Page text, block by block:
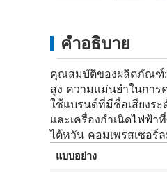
คำอธิบาย
คุณสมบัติของผลิตภัณฑ์:
สูง ความแม่นยำในการ
ใช้แบรนด์ที่มีชื่อเสียงร
และเครื่องกำเนิดไฟฟ้
ไต้หวัน คอมเพรสเซอร์
แบบอย่าง